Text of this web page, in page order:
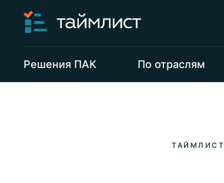
Решения ПАК По отраслям
ТАЙМЛИСТ